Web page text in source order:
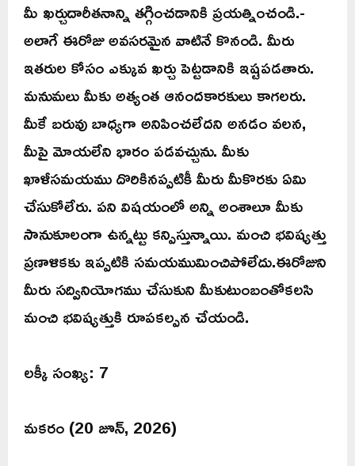
మీ ఖర్చుదారీతనాన్ని తగ్గించడానికి ప్రయత్నించండి.-
అలాగే ఈరోజు అవసరమైన వాటినే కొనండి. మీరు
ఇతరుల కోసం ఎక్కువ ఖర్చు పెట్టడానికి ఇష్టపడతారు.
మనుమలు మీకు అత్యంత ఆనందకారకులు కాగలరు.
మీకే బరువు బాధ్యగా అనిపించలేదని అనడం వలన,
మీపై మోయలేని భారం పడవచ్చును. మీకు
ఖాళీసమయము దొరికినప్పటికీ మీరు మీకొరకు ఏమి
చేసుకోలేరు. పని విషయంలో అన్ని అంశాలూ మీకు
సానుకూలంగా ఉన్నట్టు కన్పిస్తున్నాయి. మంచి భవిష్యత్తు
ప్రణాళికకు ఇప్పటికి సమయముమించిపోలేదు.ఈరోజుని
మీరు సద్వినియోగము చేసుకుని మీకుటుంబంతోకలసి
మంచి భవిష్యత్తుకి రూపకల్పన చేయండి.
లక్కీ సంఖ్య: 7
మకరం (20 జూన్, 2026)